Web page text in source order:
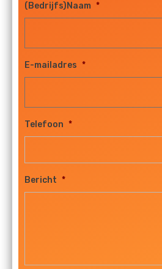
(Bedrijfs)Naam *
E-mailadres *
Telefoon *
Bericht *